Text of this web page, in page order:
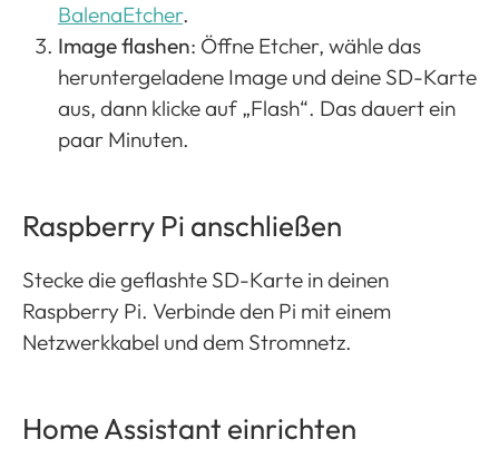
BalenaEtcher​​​​.
Image flashen: Öffne Etcher, wähle das
heruntergeladene Image und deine SD-Karte
aus, dann klicke auf „Flash“. Das dauert ein
paar Minuten.
Raspberry Pi anschließen
Stecke die geflashte SD-Karte in deinen
Raspberry Pi. Verbinde den Pi mit einem
Netzwerkkabel und dem Stromnetz​​.
Home Assistant einrichten